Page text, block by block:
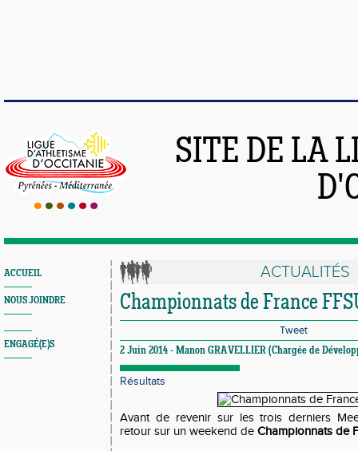
SITE DE LA
ACCUEIL
NOUS JOINDRE
ENGAGÉ(E)S
ACTUALITÉS
Championnats de France
Tweet
2 Juin 2014 - Manon GRAVELLIER (Chargée de
Résultats
Avant de revenir sur les trois derniers
retour sur un weekend de Championnats de